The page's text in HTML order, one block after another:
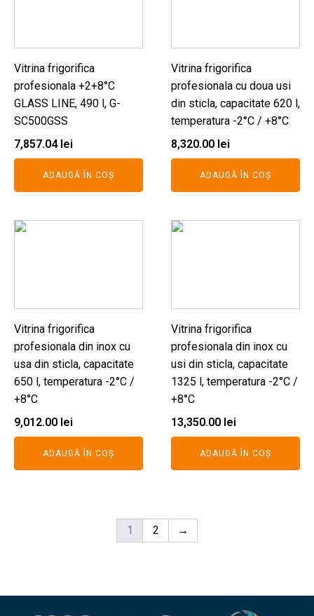
Vitrina frigorifica
profesionala +2+8°C
GLASS LINE, 490 l, G-
SC500GSS
7,857.04 lei
ADAUGĂ ÎN COȘ
Vitrina frigorifica
profesionala cu doua usi
din sticla, capacitate 620 l,
temperatura -2°C / +8°C
8,320.00 lei
ADAUGĂ ÎN COȘ
Vitrina frigorifica
profesionala din inox cu
usa din sticla, capacitate
650 l, temperatura -2°C /
+8°C
9,012.00 lei
ADAUGĂ ÎN COȘ
Vitrina frigorifica
profesionala din inox cu
usi din sticla, capacitate
1325 l, temperatura -2°C /
+8°C
13,350.00 lei
ADAUGĂ ÎN COȘ
1 2 →